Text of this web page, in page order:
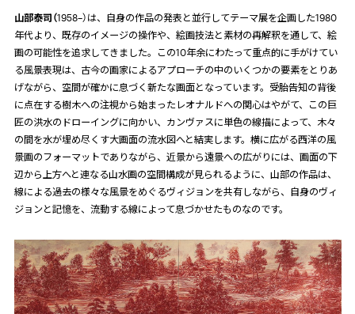
山部泰司（1958–）は、自身の作品の発表と並行してテーマ展を企画した1980
年代より、既存のイメージの操作や、絵画技法と素材の再解釈を通して、絵
画の可能性を追求してきました。この10年余にわたって重点的に手がけてい
る風景表現は、古今の画家によるアプローチの中のいくつかの要素をとりあ
げながら、空間が確かに息づく新たな画面となっています。受胎告知の背後
に点在する樹木への注視から始まったレオナルドへの関心はやがて、この巨
匠の洪水のドローイングに向かい、カンヴァスに単色の線描によって、木々
の間を水が埋め尽くす大画面の流水図へと結実します。横に広がる西洋の風
景画のフォーマットでありながら、近景から遠景への広がりには、画面の下
辺から上方へと連なる山水画の空間構成が見られるように、山部の作品は、
線による過去の様々な風景をめぐるヴィジョンを共有しながら、自身のヴィ
ジョンと記憶を、流動する線によって息づかせたものなのです。